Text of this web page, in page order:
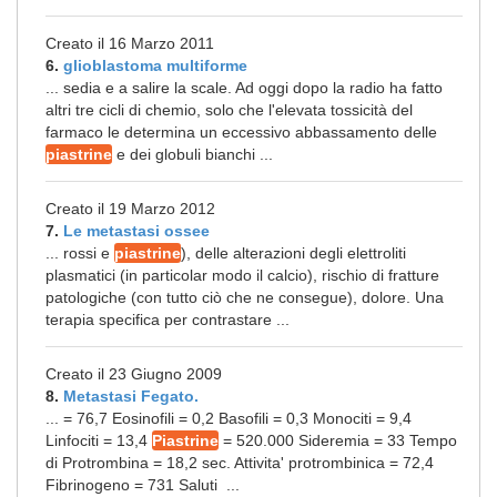
Creato il 16 Marzo 2011
6. glioblastoma multiforme
... sedia e a salire la scale. Ad oggi dopo la radio ha fatto
altri tre cicli di chemio, solo che l'elevata tossicità del
farmaco le determina un eccessivo abbassamento delle
piastrine e dei globuli bianchi ...
Creato il 19 Marzo 2012
7. Le metastasi ossee
... rossi e piastrine), delle alterazioni degli elettroliti
plasmatici (in particolar modo il calcio), rischio di fratture
patologiche (con tutto ciò che ne consegue), dolore. Una
terapia specifica per contrastare ...
Creato il 23 Giugno 2009
8. Metastasi Fegato.
... = 76,7 Eosinofili = 0,2 Basofili = 0,3 Monociti = 9,4
Linfociti = 13,4 Piastrine = 520.000 Sideremia = 33 Tempo
di Protrombina = 18,2 sec. Attivita' protrombinica = 72,4
Fibrinogeno = 731 Saluti ...